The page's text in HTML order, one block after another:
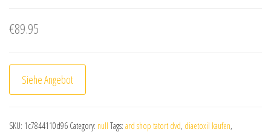
€89.95
Siehe Angebot
SKU: 1c7844110d96 Category: null Tags: ard shop tatort dvd, diaetoxil kaufen,